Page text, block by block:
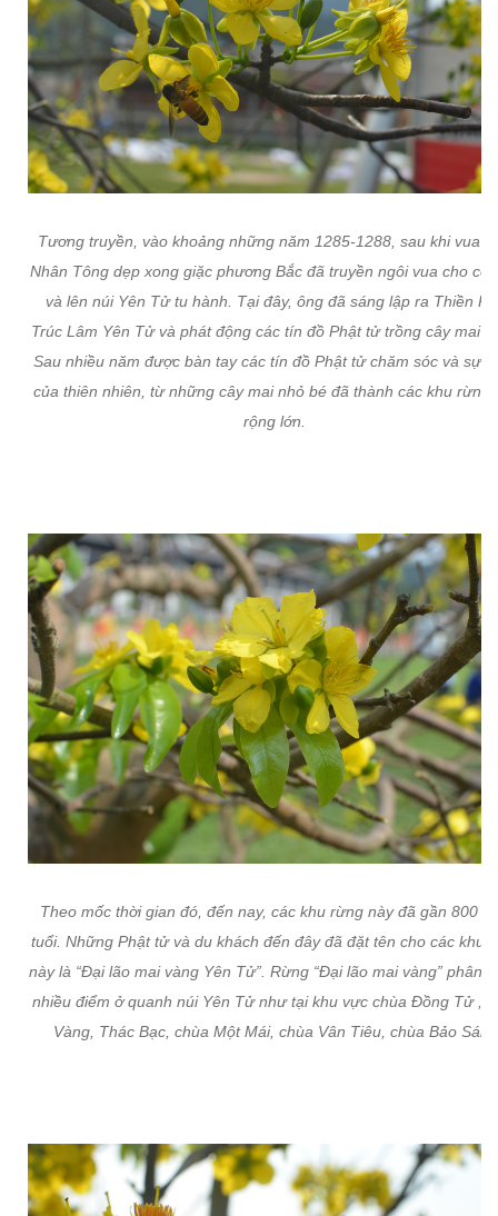
Tương truyền, vào khoảng những năm 1285-1288, sau khi vua
Nhân Tông dẹp xong giặc phương Bắc đã truyền ngôi vua cho
và lên núi Yên Tử tu hành. Tại đây, ông đã sáng lập ra Thiền
Trúc Lâm Yên Tử và phát động các tín đồ Phật tử trồng cây mai
Sau nhiều năm được bàn tay các tín đồ Phật tử chăm sóc và sự
của thiên nhiên, từ những cây mai nhỏ bé đã thành các khu rừng
rộng lớn.
Theo mốc thời gian đó, đến nay, các khu rừng này đã gần 800
tuổi. Những Phật tử và du khách đến đây đã đặt tên cho các khu
này là “Đại lão mai vàng Yên Tử”. Rừng “Đại lão mai vàng” phân
nhiều điểm ở quanh núi Yên Tử như tại khu vực chùa Đồng Tử ,
Vàng, Thác Bạc, chùa Một Mái, chùa Vân Tiêu, chùa Bảo